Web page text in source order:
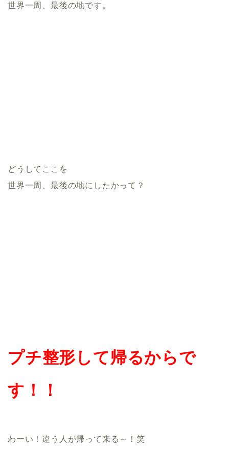
世界一周、最後の地です。
どうしてここを
世界一周、最後の地にしたかって？
プチ整形して帰るからで
す！！
わーい！違う人が帰って来る～！笑